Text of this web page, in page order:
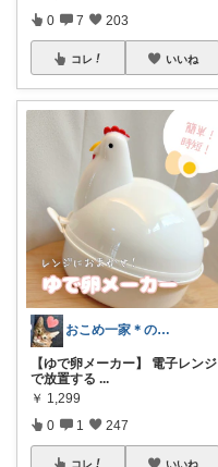
0 7 203
コレ いいね
おこめ一家＊のんびり復帰🏖️
【ゆで卵メーカー】 電子レンジ
で放置する ...
￥ 1,299
0 1 247
コレ いいね